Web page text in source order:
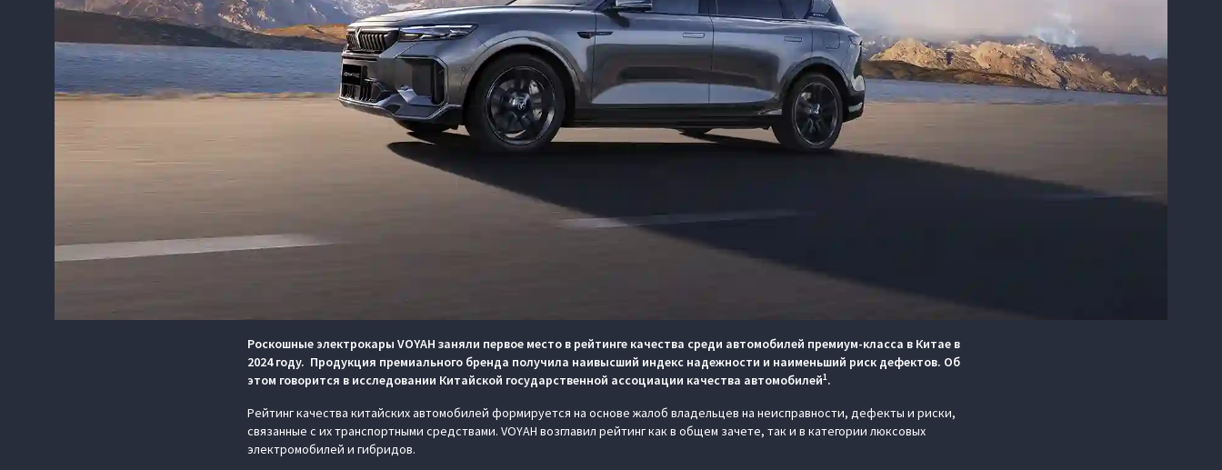
Роскошные электрокары VOYAH заняли первое место в рейтинге качества среди автомобилей премиум-класса в Китае в
2024 году. Продукция премиального бренда получила наивысший индекс надежности и наименьший риск дефектов. Об
этом говорится в исследовании Китайской государственной ассоциации качества автомобилей1.
Рейтинг качества китайских автомобилей формируется на основе жалоб владельцев на неисправности, дефекты и риски,
связанные с их транспортными средствами. VOYAH возглавил рейтинг как в общем зачете, так и в категории люксовых
электромобилей и гибридов.